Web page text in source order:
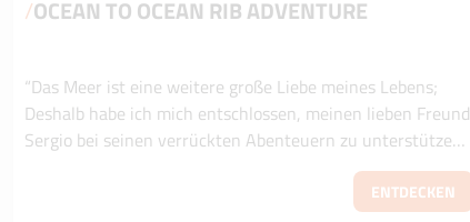
/OCEAN TO OCEAN RIB ADVENTURE
“Das Meer ist eine weitere große Liebe meines Lebens;
Deshalb habe ich mich entschlossen, meinen lieben Freund
Sergio bei seinen verrückten Abenteuern zu unterstützen”.
ENTDECKEN